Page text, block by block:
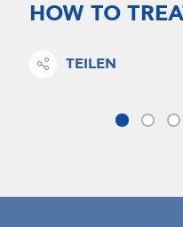
HOW TO
TEILEN